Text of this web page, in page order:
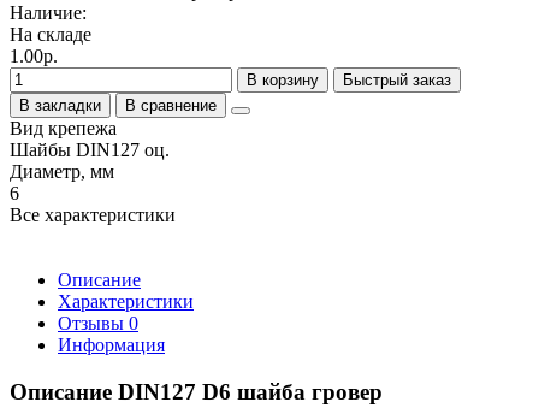
Наличие:
На складе
1.00р.
В корзину
Быстрый заказ
В закладки
В сравнение
Вид крепежа
Шайбы DIN127 оц.
Диаметр, мм
6
Все характеристики
Описание
Характеристики
Отзывы 0
Информация
Описание DIN127 D6 шайба гровер